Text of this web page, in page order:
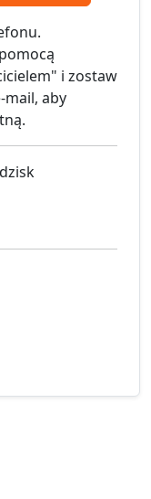
i zostaw
aby